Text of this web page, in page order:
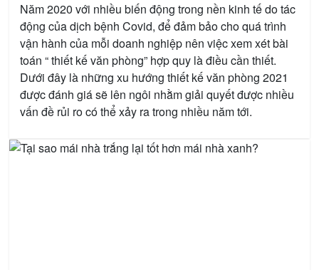
Năm 2020 với nhiều biến động trong nền kinh tế do tác
động của dịch bệnh Covid, để đảm bảo cho quá trình
vận hành của mỗi doanh nghiệp nên việc xem xét bài
toán “ thiết kế văn phòng” hợp quy là điều cần thiết.
Dưới đây là những xu hướng thiết kế văn phòng 2021
được đánh giá sẽ lên ngôi nhằm giải quyết được nhiều
vấn đề rủi ro có thể xảy ra trong nhiều năm tới.